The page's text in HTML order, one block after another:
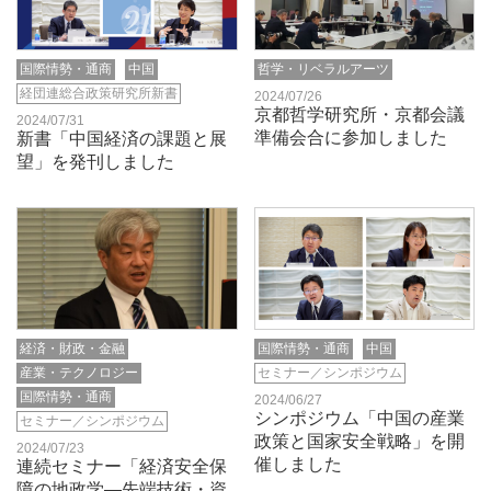
国際情勢・通商
中国
経団連総合政策研究所新書
2024/07/31
新書「中国経済の課題と展
望」を発刊しました
哲学・リベラルアーツ
2024/07/26
京都哲学研究所・京都会議
準備会合に参加しました
経済・財政・金融
産業・テクノロジー
国際情勢・通商
セミナー／シンポジウム
2024/07/23
連続セミナー「経済安全保
国際情勢・通商
中国
セミナー／シンポジウム
2024/06/27
シンポジウム「中国の産業
政策と国家安全戦略」を開
催しました